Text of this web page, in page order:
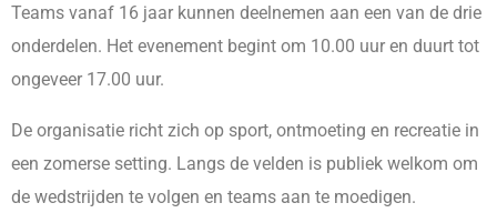
Teams vanaf 16 jaar kunnen deelnemen aan een van de drie
onderdelen. Het evenement begint om 10.00 uur en duurt tot
ongeveer 17.00 uur.
De organisatie richt zich op sport, ontmoeting en recreatie in
een zomerse setting. Langs de velden is publiek welkom om
de wedstrijden te volgen en teams aan te moedigen.